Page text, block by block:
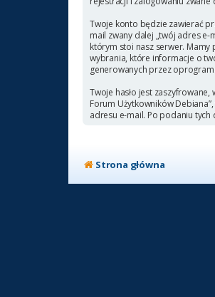
Twoje konto będzie zawierać
mail zwany dalej „twój adres
którym stoi nasz serwer.
wybrania, które informacje o
generowanych przez
Twoje hasło jest
Forum Użytkowników
adresu e-mail. Po podaniu
Strona główna